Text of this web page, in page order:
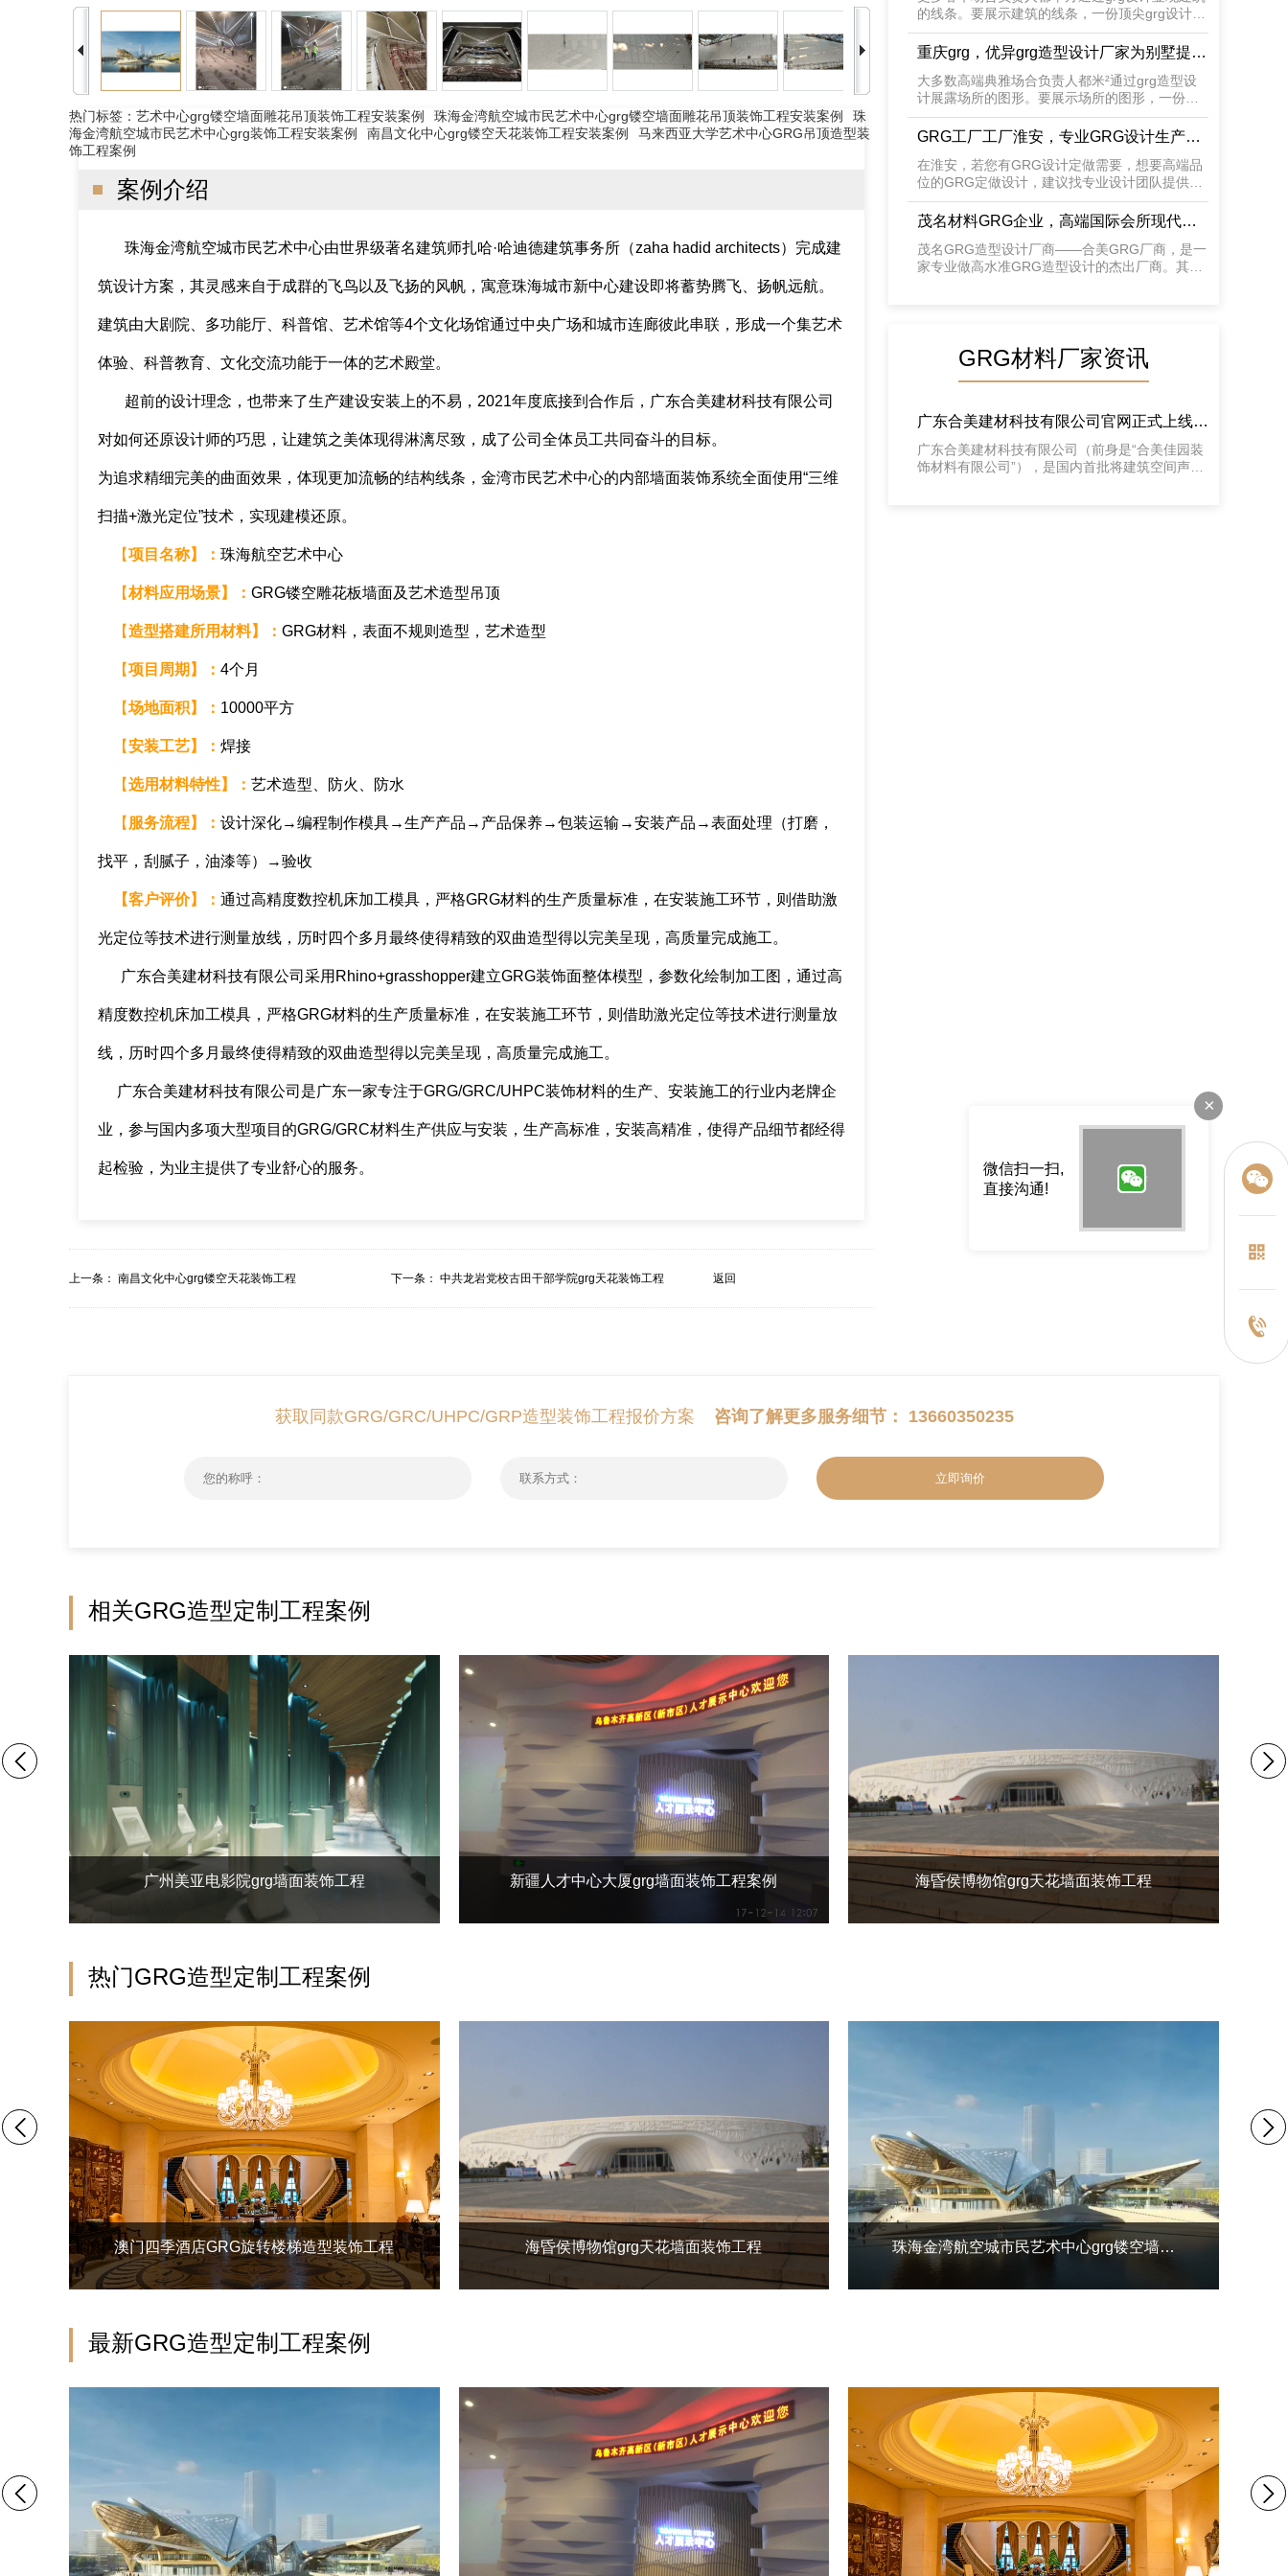
台地的意味，展示了传统藏式民居的韵味，粗犷
的横向外墙材料向传统的片状石材叠垒致意。
的线条。要展示建筑的线条，一份顶尖grg设计方
案及展示设计图很重要，下面是合美建材grg工厂
为茂名市某星级假日酒店的设计方案。
重庆grg，优异grg造型设计厂家为别墅提供
欧式风grg造型设计范例！
大多数高端典雅场合负责人都米²通过grg造型设
计展露场所的图形。要展示场所的图形，一份优
异grg造型设计典型方案及案例图甚是重要，下面
是合美建材grg厂家为重庆某别墅的设计典型方
GRG工厂工厂淮安，专业GRG设计生产商
为中心城市酒店提供简约风GRG设计设计
方案！
在淮安，若您有GRG设计定做需要，想要高端品
位的GRG定做设计，建议找专业设计团队提供
GRG设计定做展示设计图及方案。
茂名材料GRG企业，高端国际会所现代简
约风GRG定做造型设计建设搭建设计图分
享！
茂名GRG造型设计厂商——合美GRG厂商，是一
家专业做高水准GRG造型设计的杰出厂商。其服
GRG材料厂家资讯
广东合美建材科技有限公司官网正式上线
了！
广东合美建材科技有限公司（前身是“合美佳园装
饰材料有限公司”），是国内首批将建筑空间声学
热门标签： 艺术中心grg镂空墙面雕花吊顶装饰工程安装案例 珠海金湾航空城市民艺术中心grg镂空墙面雕花吊顶装饰工程安装案例
珠
海金湾航空城市民艺术中心grg装饰工程安装案例
南昌文化中心grg镂空天花装饰工程安装案例
马来西亚大学艺术中心GRG吊顶造型装
饰工程案例
案例介绍
珠海金湾航空城市民艺术中心由世界级著名建筑师扎哈·哈迪德建筑事务所（zaha hadid architects）完成建
筑设计方案，其灵感来自于成群的飞鸟以及飞扬的风帆，寓意珠海城市新中心建设即将蓄势腾飞、扬帆远航。
建筑由大剧院、多功能厅、科普馆、艺术馆等4个文化场馆通过中央广场和城市连廊彼此串联，形成一个集艺术
体验、科普教育、文化交流功能于一体的艺术殿堂。
超前的设计理念，也带来了生产建设安装上的不易，2021年度底接到合作后，广东合美建材科技有限公司
对如何还原设计师的巧思，让建筑之美体现得淋漓尽致，成了公司全体员工共同奋斗的目标。
为追求精细完美的曲面效果，体现更加流畅的结构线条，金湾市民艺术中心的内部墙面装饰系统全面使用“三维
扫描+激光定位”技术，实现建模还原。
【项目名称】： 珠海航空艺术中心
【材料应用场景】 ： GRG镂空雕花板墙面及艺术造型吊顶
【造型搭建所用材料】 ： GRG材料，表面不规则造型，艺术造型
【项目周期 】 ： 4个月
【场地面积】 ： 10000平方
【安装工艺】 ： 焊接
【选用材料特性】 ： 艺术造型、防火、防水
【 服务流程】 ： 设计深化→编程制作模具→生产产品→产品保养→包装运输→安装产品→表面处理（打磨，
找平，刮腻子，油漆等）→验收
【客户评价】 ： 通过高精度数控机床加工模具，严格GRG材料的生产质量标准，在安装施工环节，则借助激
光定位等技术进行测量放线，历时四个多月最终使得精致的双曲造型得以完美呈现，高质量完成施工。
广东合美建材科技有限公司采用Rhino+grasshopper建立GRG装饰面整体模型，参数化绘制加工图，通过高
精度数控机床加工模具，严格GRG材料的生产质量标准，在安装施工环节，则借助激光定位等技术进行测量放
线，历时四个多月最终使得精致的双曲造型得以完美呈现，高质量完成施工。
广东合美建材科技有限公司是广东一家专注于GRG/GRC/UHPC装饰材料的生产、安装施工的行业内老牌企
业，参与国内多项大型项目的GRG/GRC材料生产供应与安装，生产高标准，安装高精准，使得产品细节都经得
起检验，为业主提供了专业舒心的服务。
上一条： 南昌文化中心grg镂空天花装饰工程 下一条： 中共龙岩党校古田干部学院grg天花装饰工程 返回
获取同款GRG/GRC/UHPC/GRP造型装饰工程报价方案 咨询了解更多服务细节： 13660350235
相关GRG造型定制工程案例
广州美亚电影院grg墙面装饰工程 新疆人才中心大厦grg墙面装饰工程案例 海昏侯博物馆grg天花墙面装饰工程
热门GRG造型定制工程案例
澳门四季酒店GRG旋转楼梯造型装饰工程 海昏侯博物馆grg天花墙面装饰工程
珠海金湾航空城市民艺术中心grg镂空墙面
最新GRG造型定制工程案例
×
微信扫一扫,
直接沟通!